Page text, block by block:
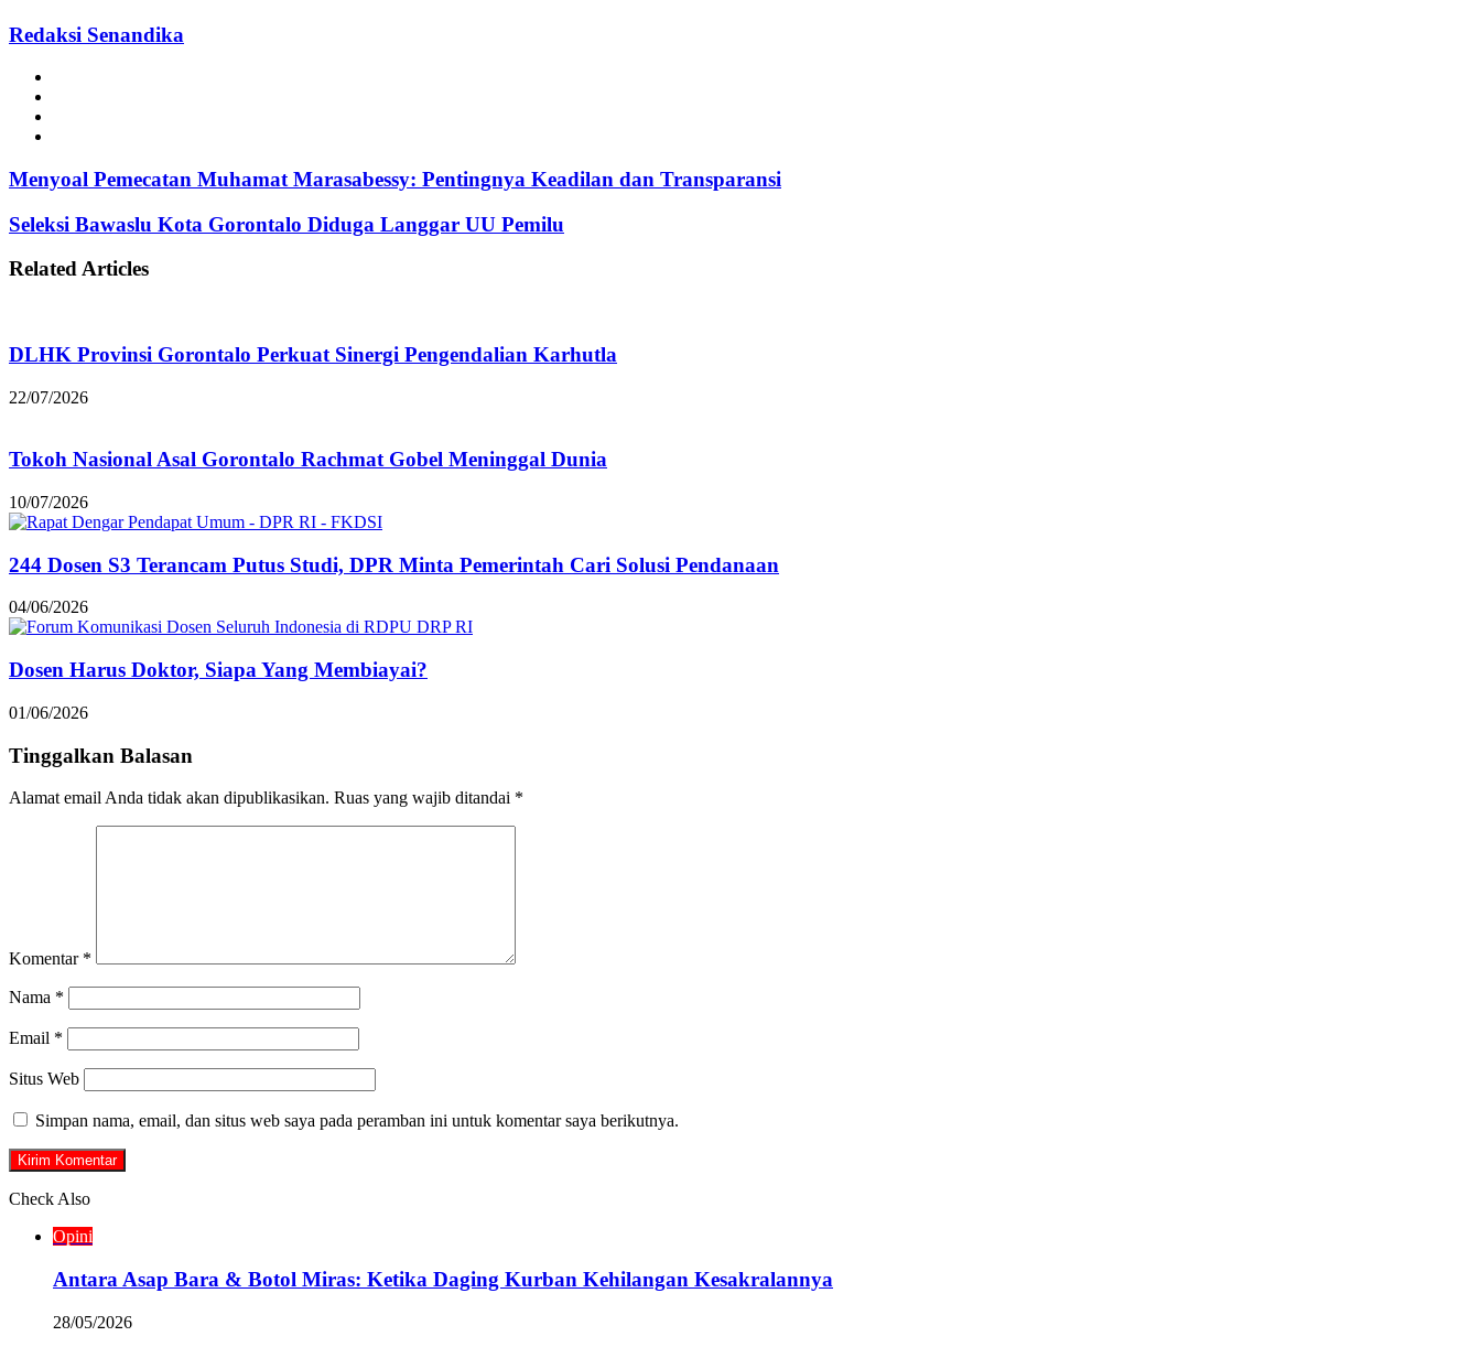
Redaksi Senandika
Menyoal Pemecatan Muhamat Marasabessy: Pentingnya Keadilan dan Transparansi
Seleksi Bawaslu Kota Gorontalo Diduga Langgar UU Pemilu
Related Articles
DLHK Provinsi Gorontalo Perkuat Sinergi Pengendalian Karhutla
22/07/2026
Tokoh Nasional Asal Gorontalo Rachmat Gobel Meninggal Dunia
10/07/2026
244 Dosen S3 Terancam Putus Studi, DPR Minta Pemerintah Cari Solusi Pendanaan
04/06/2026
Dosen Harus Doktor, Siapa Yang Membiayai?
01/06/2026
Tinggalkan Balasan
Alamat email Anda tidak akan dipublikasikan. Ruas yang wajib ditandai *
Komentar *
Nama *
Email *
Situs Web
Simpan nama, email, dan situs web saya pada peramban ini untuk komentar saya berikutnya.
Check Also
Opini
Antara Asap Bara & Botol Miras: Ketika Daging Kurban Kehilangan Kesakralannya
28/05/2026